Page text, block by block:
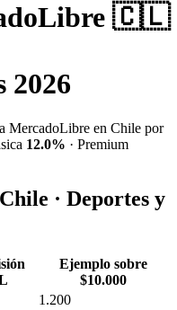
🇨🇱
2026
MercadoLibre en Chile por
12.0% · Premium
· Deportes y
Ejemplo sobre
$10.000
1.200